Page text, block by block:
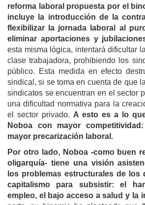
reforma laboral propuesta por el
incluye la introducción de la
flexibilizar la jornada laboral al
eliminar aportaciones y
esta misma lógica, intentará dificultar
clase trabajadora, prohibiendo los
público. Esta medida en efecto
sindical, si se toma en cuenta de que
sindicatos se encuentran en el sector
una dificultad normativa para la
el sector privado. A esto es a lo
Noboa con mayor
mayor precarización laboral.
Por otro lado, Noboa -como buen
oligarquía- tiene una visión
los problemas estructura les de los
capitalismo para subsistir: el
empleo, el bajo acceso a salud y la